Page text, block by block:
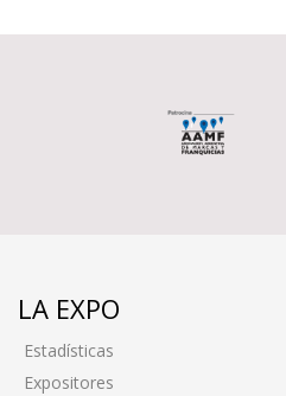
LA EXPO
Estadísticas
Expositores